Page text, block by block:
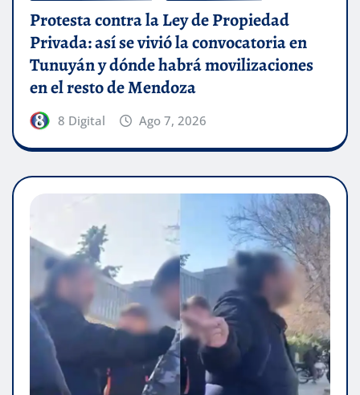
Protesta contra la Ley de Propiedad
Privada: así se vivió la convocatoria en
Tunuyán y dónde habrá movilizaciones
en el resto de Mendoza
8 Digital Ago 7, 2026